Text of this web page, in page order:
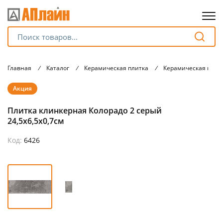
Главная / Каталог / Керамическая плитка / Керамическая
Акция
Плитка клинкерная Колорадо 2 серый
24,5х6,5х0,7см
Код: 6426
Разбейте
оплату
без переплат
Сегодня
25%